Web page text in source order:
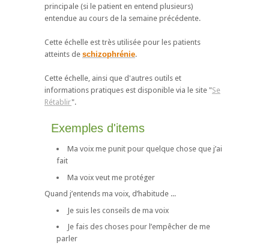
principale (si le patient en entend plusieurs)
entendue au cours de la semaine précédente.
Cette échelle est très utilisée pour les patients
atteints de schizophrénie.
Cette échelle, ainsi que d'autres outils et
informations pratiques est disponible via le site "Se
Rétablir".
Exemples d'items
Ma voix me punit pour quelque chose que j’ai
fait
Ma voix veut me protéger
Quand j’entends ma voix, d’habitude ...
Je suis les conseils de ma voix
Je fais des choses pour l’empêcher de me
parler